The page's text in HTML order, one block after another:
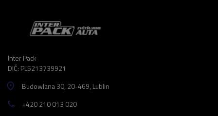
Inter Pack
DIČ: PL5213739921
Budowlana 30, 20-469, Lublin
+420 210 013 020